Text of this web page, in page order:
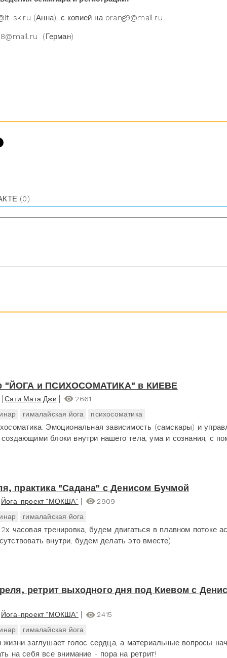
sk.ru (Анна), с копией на orang9@mail.ru
(Герман)
(0)
"ЙОГА и ПСИХОСОМАТИКА" в КИЕВЕ
Сати Мата Джи
2661
гималайская йога психосоматика
Эмоциональная зависимость (самскары) и
блоки внутри нашего тела, ума и сознания, с
практика "Садана" с Денисом Бучмой
Йога-проект "МОКША"
2909
гималайская йога
часовая тренировка, будем двигаться в плавном потоке
внутри, будем делать это вместе)
ретрит выходного дня под Киевом с
Йога-проект "МОКША"
2415
гималайская йога
жизни заглушает голос сердца, а материальные вопросы
на себя все внимание - пора на ретрит!